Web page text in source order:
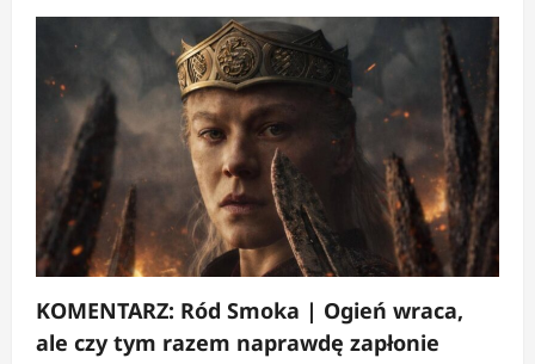
KOMENTARZ: Ród Smoka | Ogień wraca,
ale czy tym razem naprawdę zapłonie